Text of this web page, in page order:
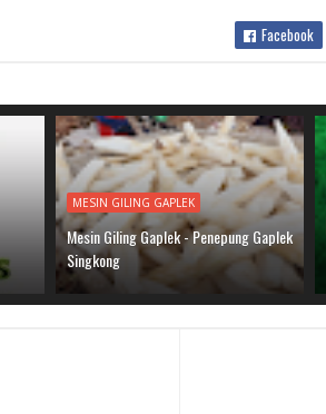
Facebook
MESIN GILING GAPLEK
Mesin Giling Gaplek - Penepung Gaplek
Singkong